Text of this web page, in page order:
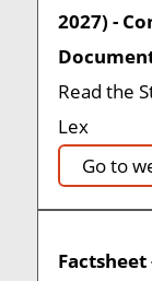
2027) -
Read the
Lex
Go to